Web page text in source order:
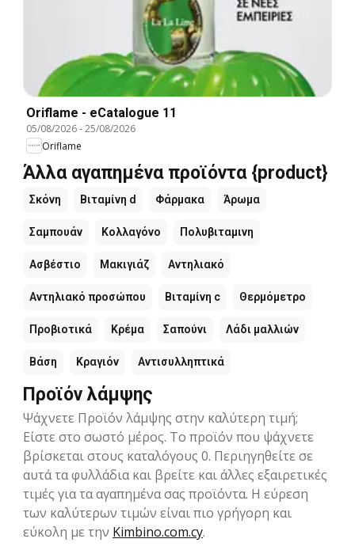
Oriflame - eCatalogue 11
05/08/2026-25/08/2026
Oriflame
Άλλα αγαπημένα προϊόντα {product}
Σκόνη Βιταμίνη d Φάρμακα Άρωμα
Σαμπουάν Κολλαγόνο Πολυβιταμινη
Ασβέστιο Μακιγιάζ Αντηλιακό
Αντηλιακό προσώπου Βιταμίνη c Θερμόμετρο
Προβιοτικά Κρέμα Σαπούνι Λάδι μαλλιών
Βάση Κραγιόν Αντισυλληπτικά
Προϊόν λάμψης
Ψάχνετε Προϊόν λάμψης στην καλύτερη τιμή;
Είστε στο σωστό μέρος. Το προϊόν που ψάχνετε
βρίσκεται στους καταλόγους 0. Περιηγηθείτε σε
αυτά τα φυλλάδια και βρείτε και άλλες εξαιρετικές
τιμές για τα αγαπημένα σας προϊόντα. Η εύρεση
των καλύτερων τιμών είναι πιο γρήγορη και
εύκολη με την Kimbino.com.cy.